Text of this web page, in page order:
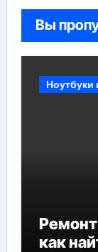
Вы
Ноутбуки
как